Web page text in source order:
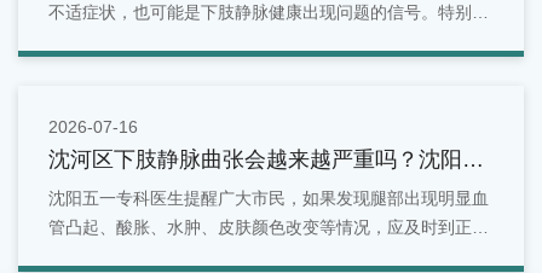
不适症状，也可能是下肢静脉健康出现问题的信号。特别是
2026-07-16
沈河区下肢静脉曲张会越来越严重吗？沈阳五
一专科医生为您解答！
沈阳五一专科医生提醒广大市民，如果发现腿部出现明显血
管凸起、酸胀、水肿、皮肤颜色改变等情况，应及时到正规